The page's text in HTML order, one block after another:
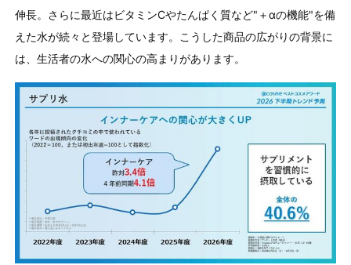
伸長。さらに最近はビタミンCやたんぱく質など"＋αの機能"を備
えた水が続々と登場しています。こうした商品の広がりの背景に
は、生活者の水への関心の高まりがあります。